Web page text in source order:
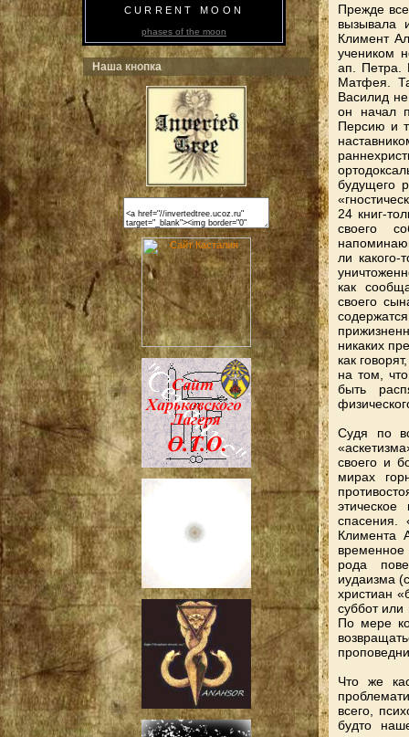
CURRENT MOON
phases of the moon
Наша кнопка
Прежде
вызывала
Климент
учеником
ап. Петра.
Матфея.
Василид
он начал
Персию и
будущего
24 книг-
своего
ли какого-
как
своего
никаких
как
на том,
быть
Судя по
своего и
мирах
спасения.
Климента
рода
иудаизма
христиан
суббот или
По мере
Что же
всего,
будто